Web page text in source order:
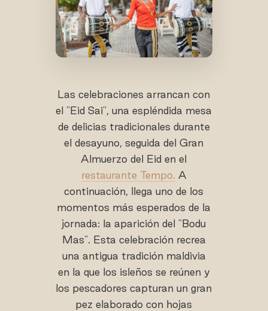
Las celebraciones arrancan con
el "Eid Sai", una espléndida mesa
de delicias tradicionales durante
el desayuno, seguida del Gran
Almuerzo del Eid en el
restaurante Tempo. A
continuación, llega uno de los
momentos más esperados de la
jornada: la aparición del "Bodu
Mas". Esta celebración recrea
una antigua tradición maldivia
en la que los isleños se reúnen y
los pescadores capturan un gran
pez elaborado con hojas